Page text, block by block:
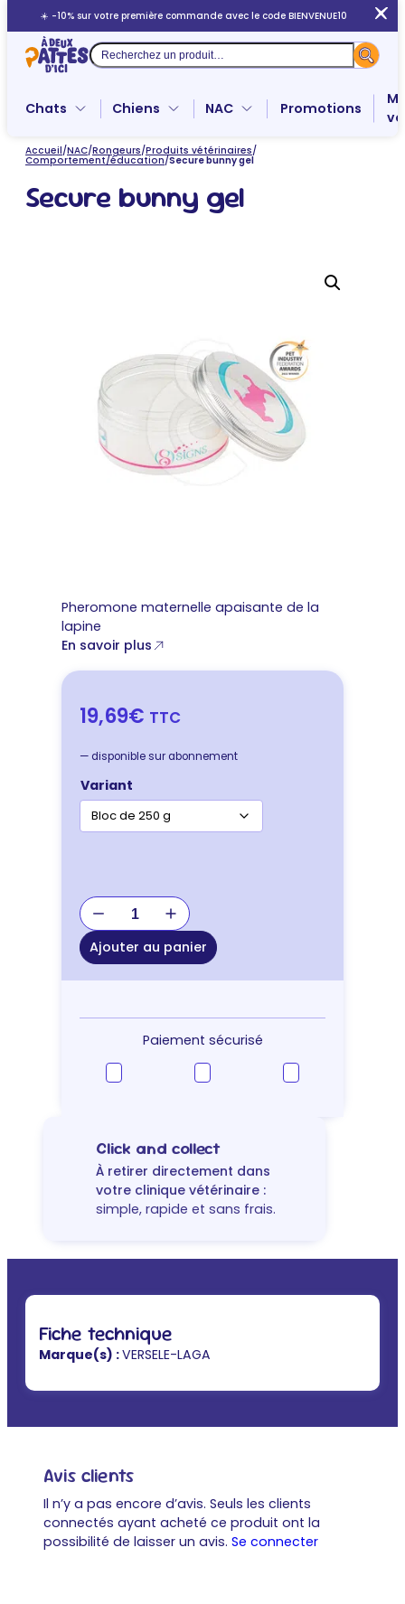
au
contenu
☀️ -10% sur votre première commande avec le code BIENVENUE10
Recherche
Chats Chiens NAC Promotions
Accueil/NAC/Rongeurs/Produits vétérinaires/
Comportement/éducation/Secure bunny gel
Secure bunny gel
Pheromone maternelle apaisante de la
lapine
En savoir plus
19,69€ TTC
— disponible sur abonnement
Variant
quantité
de
Secure
bunny
gel
Ajouter au panier
Paiement sécurisé
Click and collect
À retirer directement dans
votre clinique vétérinaire :
simple, rapide et sans frais.
Fiche technique
Marque(s) :VERSELE-LAGA
Avis clients
Il n’y a pas encore d’avis. Seuls les clients
connectés ayant acheté ce produit ont la
possibilité de laisser un avis. Se connecter